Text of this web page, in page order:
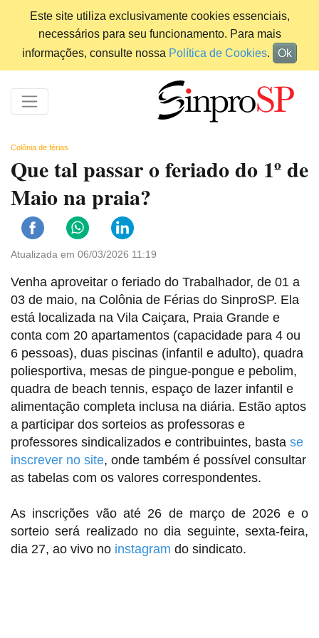
Este site utiliza exclusivamente cookies essenciais,
necessários para seu funcionamento. Para mais
informações, consulte nossa Política de Cookies. Ok
Colônia de férias
Que tal passar o feriado do 1º de
Maio na praia?
Atualizada em 06/03/2026 11:19
Venha aproveitar o feriado do Trabalhador, de 01 a
03 de maio, na Colônia de Férias do SinproSP. Ela
está localizada na Vila Caiçara, Praia Grande e
conta com 20 apartamentos (capacidade para 4 ou
6 pessoas), duas piscinas (infantil e adulto), quadra
poliesportiva, mesas de pingue-pongue e pebolim,
quadra de beach tennis, espaço de lazer infantil e
alimentação completa inclusa na diária. Estão aptos
a participar dos sorteios as professoras e
professores sindicalizados e contribuintes, basta se
inscrever no site, onde também é possível consultar
as tabelas com os valores correspondentes.
As inscrições vão até 26 de março de 2026 e o
sorteio será realizado no dia seguinte, sexta-feira,
dia 27, ao vivo no instagram do sindicato.